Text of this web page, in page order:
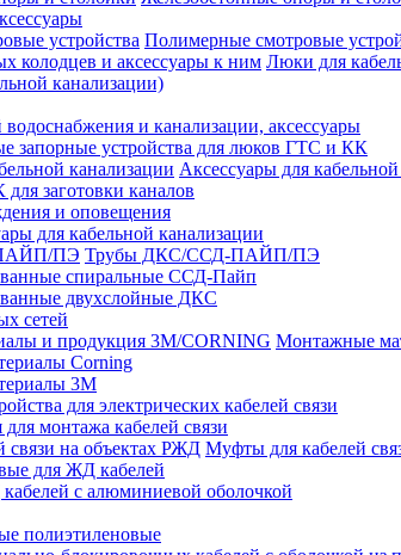
Полимерные смотровые
Люки для
канализации)
и канализации, аксессуары
запорные устройства для люков ГТС и КК
Аксессуары для
заготовки каналов
и оповещения
для кабельной канализации
Трубы ДКС/ССД-ПАЙП/ПЭ
спиральные ССД-Пайп
двухслойные ДКС
сетей
Монтажные
Corning
3M
для электрических кабелей связи
монтажа кабелей связи
Муфты для кабелей
для ЖД кабелей
с алюминиевой оболочкой
полиэтиленовые